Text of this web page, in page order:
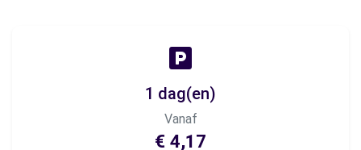
1 dag(en)
Vanaf
€ 4,17